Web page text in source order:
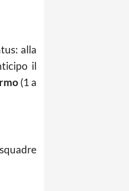
alla
il
(1 a